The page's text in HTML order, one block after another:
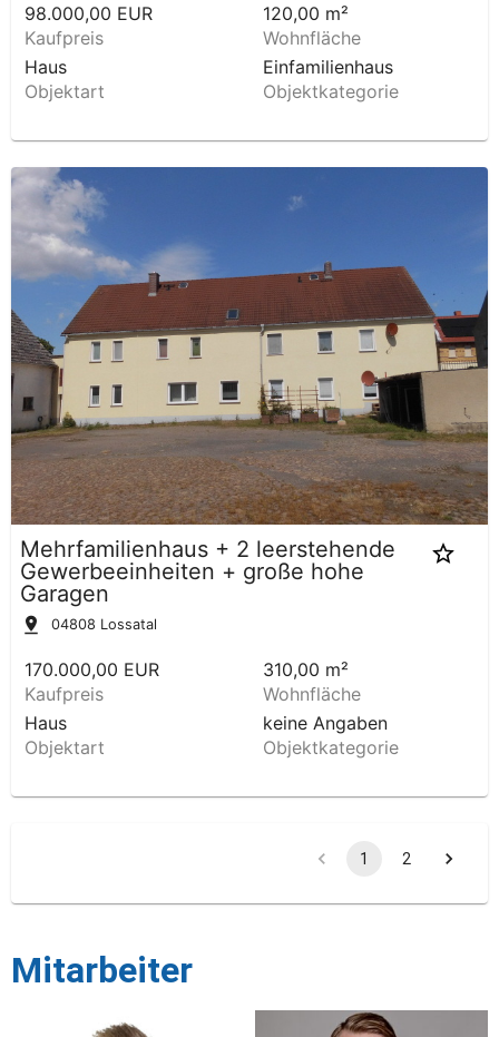
98.000,00 EUR
Kaufpreis
120,00 m²
Wohnfläche
Haus
Objektart
Einfamilienhaus
Objektkategorie
Mehrfamilienhaus + 2 leerstehende
Gewerbeeinheiten + große hohe
Garagen
04808 Lossatal
170.000,00 EUR
Kaufpreis
310,00 m²
Wohnfläche
Haus
Objektart
keine Angaben
Objektkategorie
1 2
Mitarbeiter